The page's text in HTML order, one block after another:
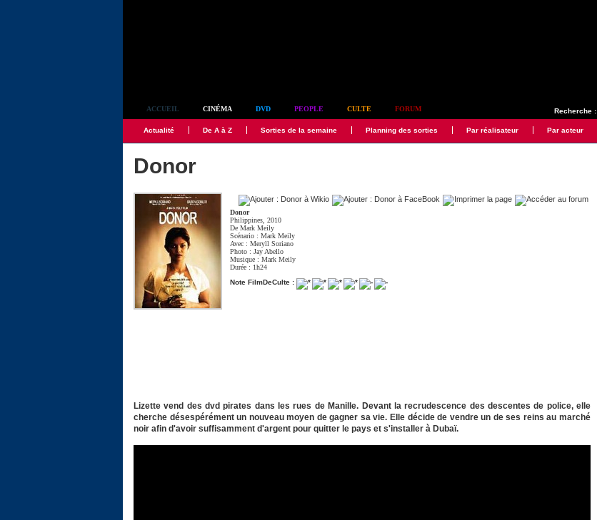
Recherche :
ACCUEIL CINÉMA DVD PEOPLE CULTE FORUM
Actualité De A à Z Sorties de la semaine Planning des sorties Par réalisateur Par acteur
Donor
Donor
Philippines, 2010
DeMark Meily
Scénario :Mark Meily
Avec :Meryll Soriano
Photo :Jay Abello
Musique :Mark Meily
Durée : 1h24
Note FilmDeCulte :
Lizette vend des dvd pirates dans les rues de Manille. Devant la recrudescence des descentes de police, elle
cherche désespérément un nouveau moyen de gagner sa vie. Elle décide de vendre un de ses reins au marché
noir afin d'avoir suffisamment d'argent pour quitter le pays et s'installer à Dubaï.